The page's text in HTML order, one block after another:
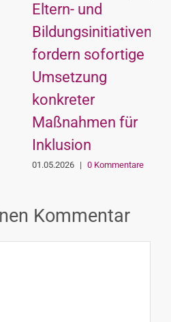
Eltern- und
Bildungsinitiativen
fordern sofortige
Umsetzung
konkreter
Maßnahmen für
Inklusion
01.05.2026 | 0 Kommentare
Kommentar